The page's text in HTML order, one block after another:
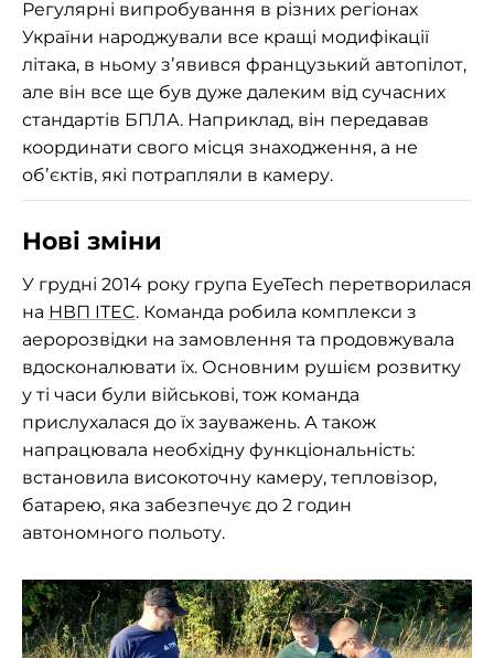
Регулярні випробування в різних регіонах
України народжували все кращі модифікації
літака, в ньому зʼявився французький автопілот,
але він все ще був дуже далеким від сучасних
стандартів БПЛА. Наприклад, він передавав
координати свого місця знаходження, а не
обʼєктів, які потрапляли в камеру.
Нові зміни
У грудні 2014 року група EyeTech перетворилася
на НВП ITEC. Команда робила комплекси з
аеророзвідки на замовлення та продовжувала
вдосконалювати їх. Основним рушієм розвитку
у ті часи були військові, тож команда
прислухалася до їх зауважень. А також
напрацювала необхідну функціональність:
встановила високоточну камеру, тепловізор,
батарею, яка забезпечує до 2 годин
автономного польоту.